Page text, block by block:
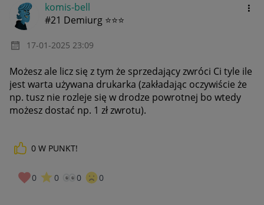
komis-bell
#21 Demiurg ⭐⭐⭐
‎17-01-2025 23:09
Możesz ale licz się z tym że sprzedający zwróci Ci tyle ile
jest warta używana drukarka (zakładając oczywiście że
np. tusz nie rozleje się w drodze powrotnej bo wtedy
możesz dostać np. 1 zł zwrotu).
0 W PUNKT!
0 0 0 0